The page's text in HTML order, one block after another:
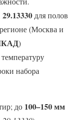
29.13330 для полов
(Москва и
)
набора
до 100–150 мм